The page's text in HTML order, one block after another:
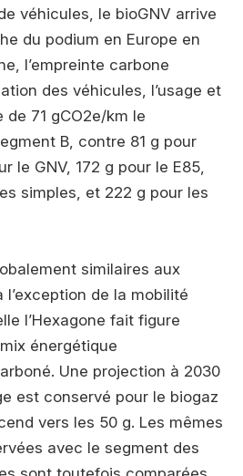
véhicules, le bioGNV arrive
du podium en Europe en
l’empreinte carbone
des véhicules, l’usage et
de 71 gCO2e/km le
B, contre 81 g pour
le GNV, 172 g pour le E85,
simples, et 222 g pour les
similaires aux
de la mobilité
l’Hexagone fait figure
énergétique
Une projection à 2030
est conservé pour le biogaz
vers les 50 g. Les mêmes
avec le segment des